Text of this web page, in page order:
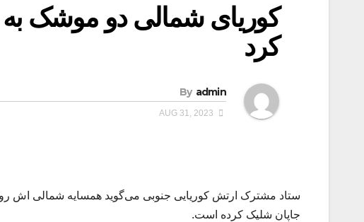
کوریای شمالی دو موشک
کرد
By admin
ستاد مشترک ارتش کوریایی جنوبی می‌گوید همسایه شمالی اش
جاپان شلیک کرده است.